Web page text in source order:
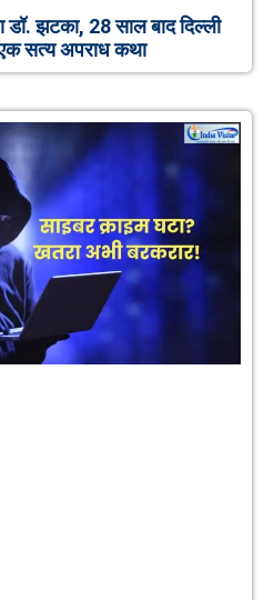
डॉ. झटका, 28 साल बाद दिल्ली
सत्य अपराध कथा